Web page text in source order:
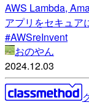
AWS Lambda,
アプリをセキュア
#AWSreInvent
おのやん
2024.12.03